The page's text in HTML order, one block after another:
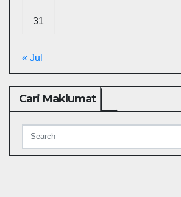
31
« Jul
Cari Maklumat